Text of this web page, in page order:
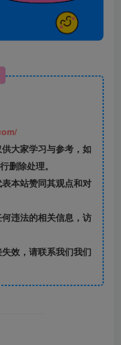
大家学习与参考，如
删除处理。
本站赞同其观点和对
违法的相关信息，访
效，请联系我们我们